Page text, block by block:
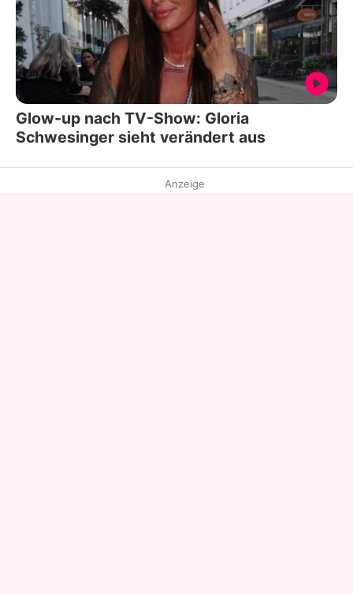
Glow-up nach TV-Show: Gloria
Schwesinger sieht verändert aus
Anzeige